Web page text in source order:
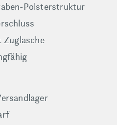
Polsterstruktur